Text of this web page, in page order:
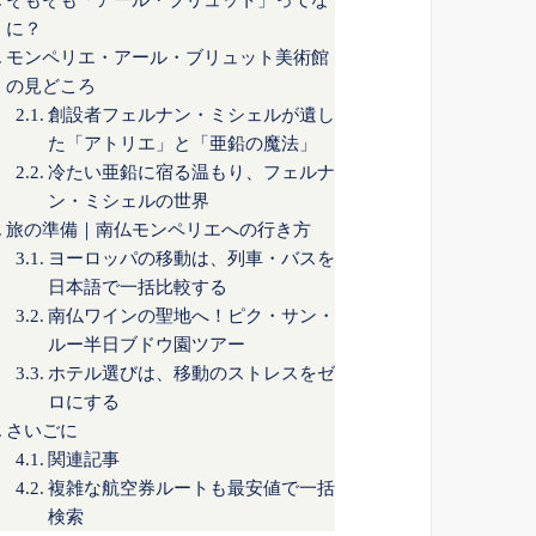
に？
モンペリエ・アール・ブリュット美術館
の見どころ
創設者フェルナン・ミシェルが遺し
た「アトリエ」と「亜鉛の魔法」
冷たい亜鉛に宿る温もり、フェルナ
ン・ミシェルの世界
旅の準備｜南仏モンペリエへの行き方
ヨーロッパの移動は、列車・バスを
日本語で一括比較する
南仏ワインの聖地へ！ピク・サン・
ルー半日ブドウ園ツアー
ホテル選びは、移動のストレスをゼ
ロにする
さいごに
関連記事
複雑な航空券ルートも最安値で一括
検索